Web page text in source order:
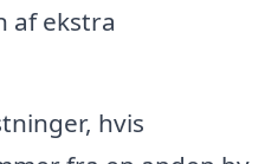
af ekstra
hvis